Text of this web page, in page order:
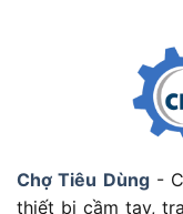
Độ bền mạ
tiêu chuẩn sử
Thiết kế
Để sử dụng
Chợ Tiêu Dùng-
thiết bị cầm tay,